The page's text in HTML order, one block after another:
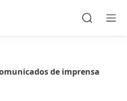
de imprensa